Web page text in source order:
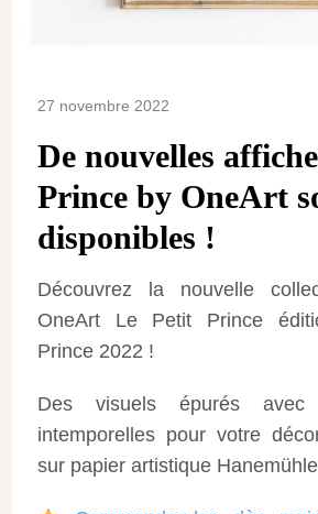
27 novembre 2022
De nouvelles
Prince by OneArt
disponibles !
Découvrez la nouvelle
OneArt Le Petit Prince
Prince 2022 !
Des visuels épurés avec
intemporelles pour votre
sur papier artistique